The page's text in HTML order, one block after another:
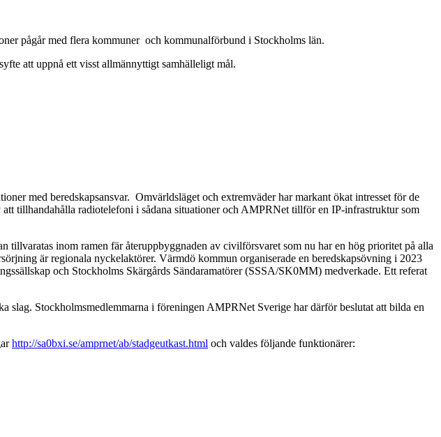
pågår med flera kommuner och kommunalförbund i Stockholms län.
att uppnå ett visst allmännyttigt samhälleligt mål.
med beredskapsansvar. Omvärldsläget och extremväder har markant ökat intresset för de
tillhandahålla radiotelefoni i sådana situationer och AMPRNet tillför en IP-infrastruktur som
inom ramen fär återuppbyggnaden av civilförsvaret som nu har en hög prioritet på alla
är regionala nyckelaktörer. Värmdö kommun organiserade en beredskapsövning i 2023
och Stockholms Skärgårds Sändaramatörer (SSSA/SK0MM) medverkade. Ett referat
Stockholmsmedlemmarna i föreningen AMPRNet Sverige har därför beslutat att bilda en
http://sa0bxi.se/amprnet/ab/stadgeutkast.html och valdes följande funktionärer: